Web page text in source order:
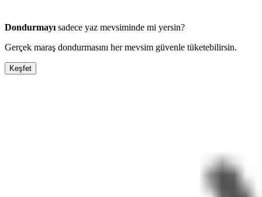
Dondurmayı sadece yaz mevsiminde mi yersin?
Gerçek maraş dondurmasını her mevsim güvenle tüketebilirsin.
Keşfet